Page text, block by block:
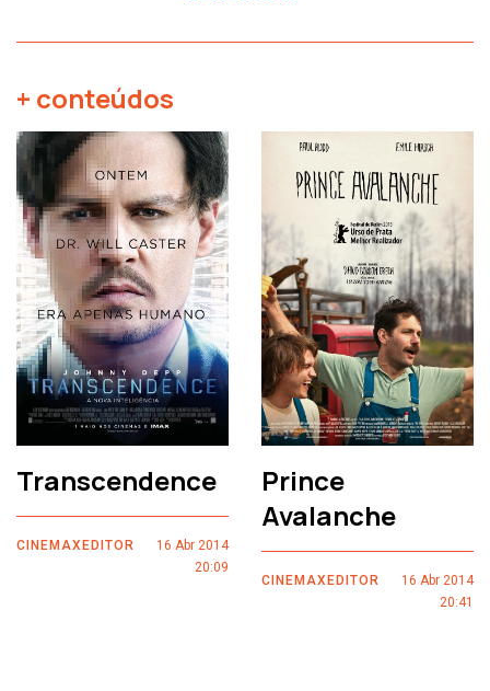
+ conteúdos
Transcendence
CINEMAXEDITOR
16 Abr 2014
20:09
Prince
Avalanche
CINEMAXEDITOR
16 Abr 2014
20:41